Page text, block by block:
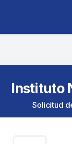
Instituto
Solicitud